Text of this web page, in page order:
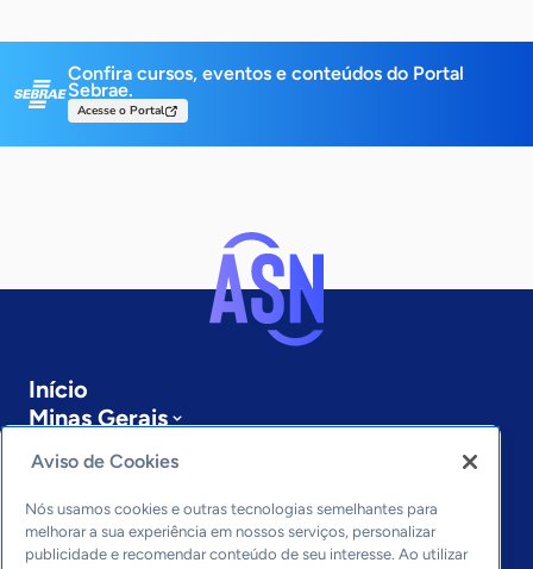
Confira cursos, eventos e conteúdos do Portal
Sebrae.
Acesse o Portal
Início
Minas Gerais
Sobre a ASN
Últimas notícias
Entre em contato
Editorias
Aviso de Cookies
Nós usamos cookies e outras tecnologias semelhantes para
melhorar a sua experiência em nossos serviços, personalizar
publicidade e recomendar conteúdo de seu interesse. Ao utilizar